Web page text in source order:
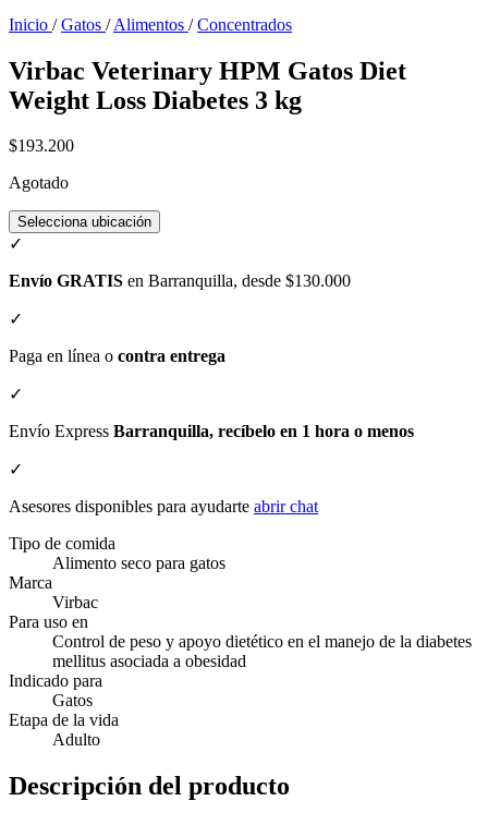
Inicio / Gatos / Alimentos / Concentrados
Virbac Veterinary HPM Gatos Diet
Weight Loss Diabetes 3 kg
$193.200
Agotado
Selecciona ubicación
✓
Envío GRATIS en Barranquilla, desde $130.000
✓
Paga en línea o contra entrega
✓
Envío Express Barranquilla, recíbelo en 1 hora o menos
✓
Asesores disponibles para ayudarte abrir chat
Tipo de comida
Alimento seco para gatos
Marca
Virbac
Para uso en
Control de peso y apoyo dietético en el manejo de la diabetes
mellitus asociada a obesidad
Indicado para
Gatos
Etapa de la vida
Adulto
Descripción del producto